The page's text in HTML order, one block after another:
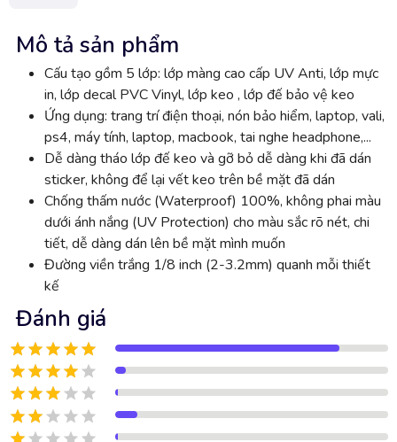
Mô tả sản phẩm
Cấu tạo gồm 5 lớp: lớp màng cao cấp UV Anti, lớp mực
in, lớp decal PVC Vinyl, lớp keo , lớp đế bảo vệ keo
Ứng dụng: trang trí điện thoại, nón bảo hiểm, laptop, vali,
ps4, máy tính, laptop, macbook, tai nghe headphone,...
Dễ dàng tháo lớp đế keo và gỡ bỏ dễ dàng khi đã dán
sticker, không để lại vết keo trên bề mặt đã dán
Chống thấm nước (Waterproof) 100%, không phai màu
dưới ánh nắng (UV Protection) cho màu sắc rõ nét, chi
tiết, dễ dàng dán lên bề mặt mình muốn
Đường viền trắng 1/8 inch (2-3.2mm) quanh mỗi thiết
kế
Đánh giá